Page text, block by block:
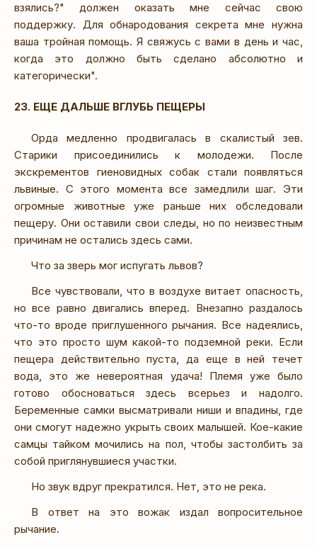
взялись?" должен оказать мне сейчас свою
поддержку. Для обнародования секрета мне нужна
ваша тройная помощь. Я свяжусь с вами в день и час,
когда это должно быть сделано абсолютно и
категорически".
23. ЕЩЕ ДАЛЬШЕ ВГЛУБЬ ПЕЩЕРЫ
Орда медленно продвигалась в скалистый зев.
Старики присоединились к молодежи. После
экскрементов гиеновидных собак стали появляться
львиные. С этого момента все замедлили шаг. Эти
огромные животные уже раньше них обследовали
пещеру. Они оставили свои следы, но по неизвестным
причинам не остались здесь сами.
Что за зверь мог испугать львов?
Все чувствовали, что в воздухе витает опасность,
но все равно двигались вперед. Внезапно раздалось
что-то вроде приглушенного рычания. Все надеялись,
что это просто шум какой-то подземной реки. Если
пещера действительно пуста, да еще в ней течет
вода, это же невероятная удача! Племя уже было
готово обосноваться здесь всерьез и надолго.
Беременные самки высматривали ниши и впадины, где
они смогут надежно укрыть своих малышей. Кое-какие
самцы тайком мочились на пол, чтобы застолбить за
собой приглянувшиеся участки.
Но звук вдруг прекратился. Нет, это не река.
В ответ на это вожак издал вопросительное
рычание.